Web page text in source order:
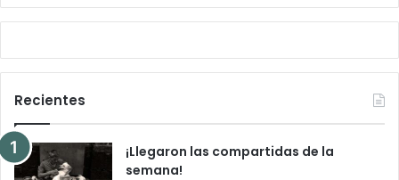
Recientes
¡Llegaron las compartidas de la
semana!